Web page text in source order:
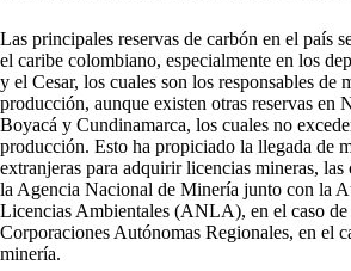
Las principales reservas de carbón en el país
el caribe colombiano, especialmente en los
y el Cesar, los cuales son los responsables de
producción, aunque existen otras reservas en
Boyacá y Cundinamarca, los cuales no
producción. Esto ha propiciado la llegada de
extranjeras para adquirir licencias mineras, las
la Agencia Nacional de Minería junto con la
Licencias Ambientales (ANLA), en el caso
Corporaciones Autónomas Regionales, en el
minería.